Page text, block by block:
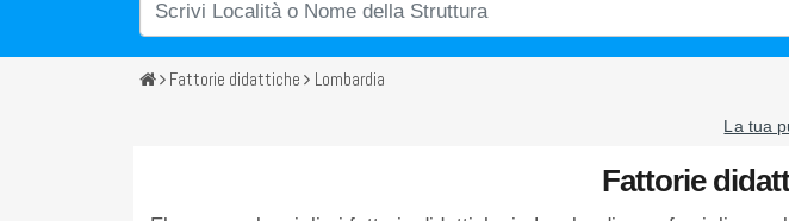
Fattorie didattiche Lombardia
La tua
Fattorie